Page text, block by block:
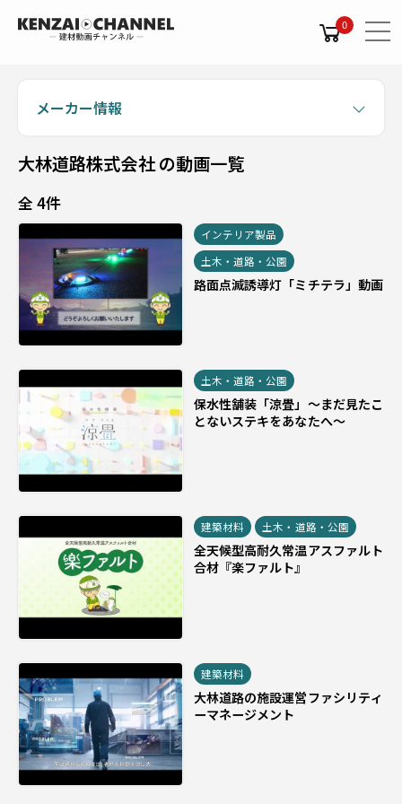
0
メーカー情報
大林道路株式会社 の動画一覧
全 4件
インテリア製品
土木・道路・公園
路面点滅誘導灯「ミチテラ」動画
土木・道路・公園
保水性舗装「涼畳」～まだ見たこ
とないステキをあなたへ～
建築材料 土木・道路・公園
全天候型高耐久常温アスファルト
合材『楽ファルト』
建築材料
大林道路の施設運営ファシリティ
ーマネージメント